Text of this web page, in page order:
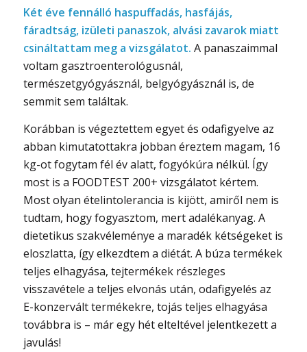
Két éve fennálló haspuffadás, hasfájás,
fáradtság, izületi panaszok, alvási zavarok miatt
csináltattam meg a vizsgálatot. A panaszaimmal
voltam gasztroenterológusnál,
természetgyógyásznál, belgyógyásznál is, de
semmit sem találtak.
Korábban is végeztettem egyet és odafigyelve az
abban kimutatottakra jobban éreztem magam, 16
kg-ot fogytam fél év alatt, fogyókúra nélkül. Így
most is a FOODTEST 200+ vizsgálatot kértem.
Most olyan ételintolerancia is kijött, amiről nem is
tudtam, hogy fogyasztom, mert adalékanyag. A
dietetikus szakvéleménye a maradék kétségeket is
eloszlatta, így elkezdtem a diétát. A búza termékek
teljes elhagyása, tejtermékek részleges
visszavétele a teljes elvonás után, odafigyelés az
E-konzervált termékekre, tojás teljes elhagyása
továbbra is – már egy hét elteltével jelentkezett a
javulás!